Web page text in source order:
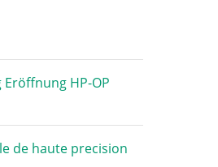
HP-OP
de haute precision